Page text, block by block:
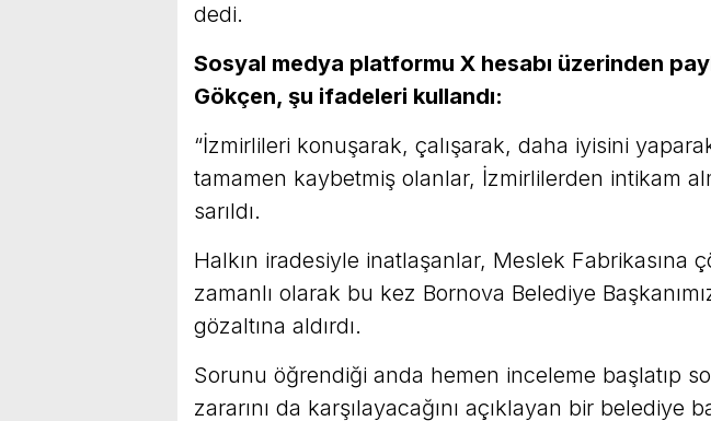
dedi.
Sosyal medya platformu X hesabı üzerinden
Gökçen, şu ifadeleri kullandı:
“İzmirlileri konuşarak, çalışarak, daha iyisini
tamamen kaybetmiş olanlar, İzmirlilerden intikam
sarıldı.
Halkın iradesiyle inatlaşanlar, Meslek Fabrikasına
zamanlı olarak bu kez Bornova Belediye
gözaltına aldırdı.
Sorunu öğrendiği anda hemen inceleme başlatıp
zararını da karşılayacağını açıklayan bir belediye